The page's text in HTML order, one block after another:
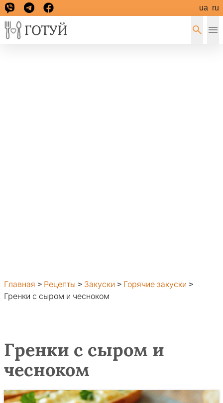
ua ru
Главная > Рецепты > Закуски > Горячие закуски >
Гренки с сыром и чесноком
Гренки с сыром и
чесноком